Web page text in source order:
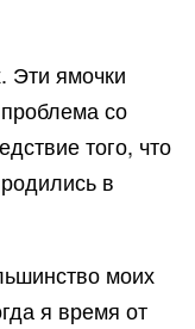
Эти ямочки
со
того, что
в
моих
я время от